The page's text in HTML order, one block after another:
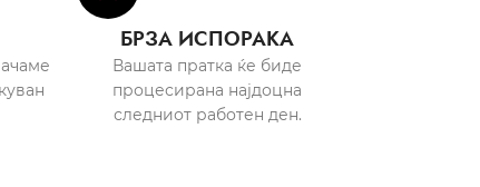
БРЗА ИСПОРАКА
Вашата пратка ќе биде
процесирана најдоцна
следниот работен ден.